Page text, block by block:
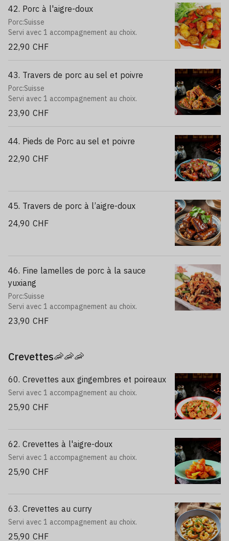
42. Porc à l'aigre-doux
Porc:Suisse
Servi avec 1 accompagnement au choix.
22,90 CHF
43. Travers de porc au sel et poivre
Porc:Suisse
Servi avec 1 accompagnement au choix.
23,90 CHF
44. Pieds de Porc au sel et poivre
22,90 CHF
45. Travers de porc à l’aigre-doux
24,90 CHF
46. Fine lamelles de porc à la sauce
yuxiang
Porc:Suisse
Servi avec 1 accompagnement au choix.
23,90 CHF
Crevettes🦐🦐🦐
60. Crevettes aux gingembres et poireaux
Servi avec 1 accompagnement au choix.
25,90 CHF
62. Crevettes à l'aigre-doux
Servi avec 1 accompagnement au choix.
25,90 CHF
63. Crevettes au curry
Servi avec 1 accompagnement au choix.
25,90 CHF